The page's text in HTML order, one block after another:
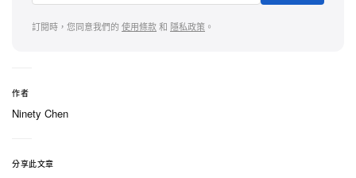
訂閱時，您同意我們的 使用條款和 隱私政策 。
作者
Ninety Chen
分享此文章